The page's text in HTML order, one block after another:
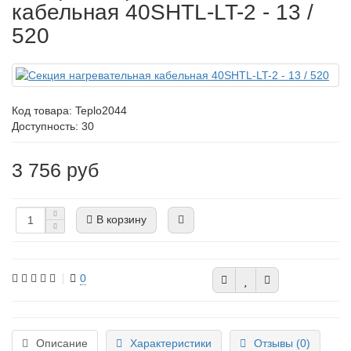
кабельная 40SHTL-LT-2 - 13 /
520
Код товара: Teplo2044
Доступность: 30
3 756 руб
В корзину
0
Описание Характеристики Отзывы (0)